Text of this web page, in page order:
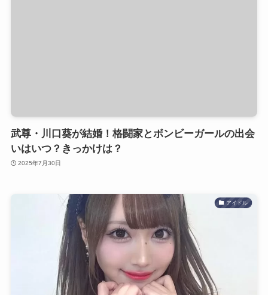
武尊・川口葵が結婚！格闘家とボンビーガールの出会
いはいつ？きっかけは？
2025年7月30日
アイドル